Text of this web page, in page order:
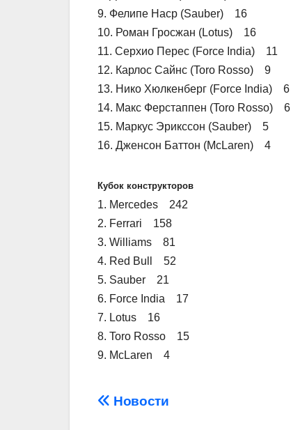
9. Фелипе Наср (Sauber) 16
10. Роман Гросжан (Lotus) 16
11. Серхио Перес (Force India) 11
12. Карлос Сайнс (Toro Rosso) 9
13. Нико Хюлкенберг (Force India) 6
14. Макс Ферстаппен (Toro Rosso) 6
15. Маркус Эрикссон (Sauber) 5
16. Дженсон Баттон (McLaren) 4
Кубок конструкторов
1. Mercedes 242
2. Ferrari 158
3. Williams 81
4. Red Bull 52
5. Sauber 21
6. Force India 17
7. Lotus 16
8. Toro Rosso 15
9. McLaren 4
Навігація
Новости